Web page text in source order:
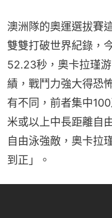
澳洲隊的奧運選拔賽
雙雙打破世界紀錄，
52.23秒，奧卡拉瑾
績，戰鬥力強大得恐
有不同，前者集中
米或以上中長距離自
自由泳強敵，奧卡拉
到正」。